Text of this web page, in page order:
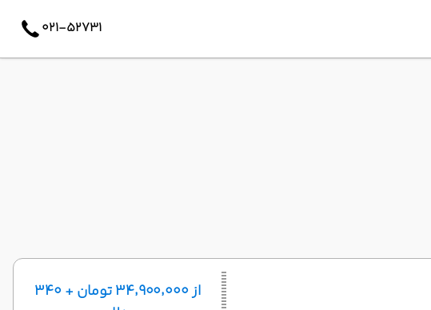
021-52731
از ۳۴٬۹۰۰٬۰۰۰ تومان + ۳۴۰